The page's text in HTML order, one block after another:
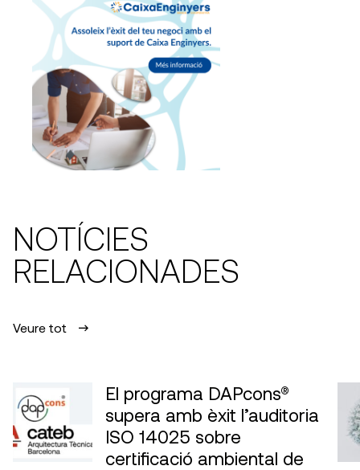
NOTÍCIES
RELACIONADES
Veure tot
El programa DAPcons®
supera amb èxit l’auditoria
ISO 14025 sobre
certificació ambiental de